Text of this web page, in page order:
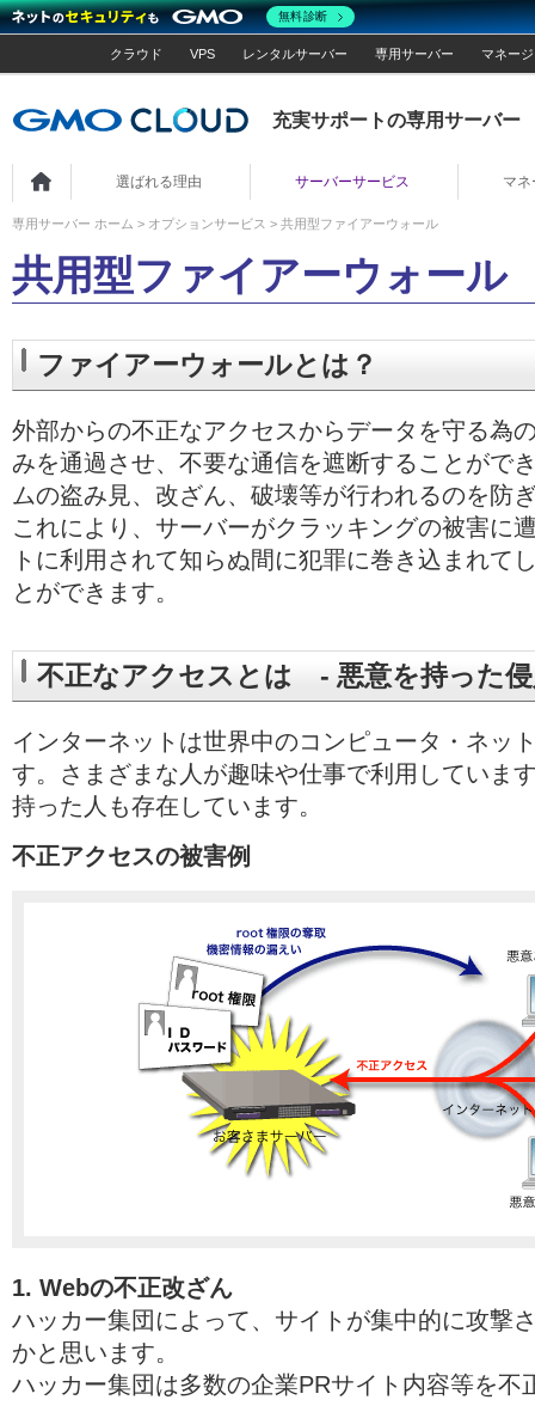
クラウド VPS レンタルサーバー 専用サーバー マネー
充実サポートの専用サーバー
選ばれる理由 サーバーサービス マ
専用サーバー ホーム > オプションサービス > 共用型ファイアーウォール
共用型ファイアーウォール
ファイアーウォールとは？
外部からの不正なアクセスからデータを守る為
みを通過させ、不要な通信を遮断することがで
ムの盗み見、改ざん、破壊等が行われるのを防
これにより、サーバーがクラッキングの被害に
トに利用されて知らぬ間に犯罪に巻き込まれて
とができます。
不正なアクセスとは - 悪意を持った
インターネットは世界中のコンピュータ・ネッ
す。さまざまな人が趣味や仕事で利用していま
持った人も存在しています。
不正アクセスの被害例
1. Webの不正改ざん
ハッカー集団によって、サイトが集中的に攻撃
かと思います。
ハッカー集団は多数の企業PRサイト内容等を不
無料診断